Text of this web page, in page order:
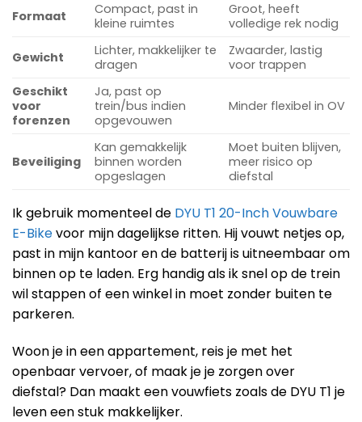
Formaat
Compact, past in
kleine ruimtes
Groot, heeft
volledige rek nodig
Gewicht
Lichter, makkelijker te
dragen
Zwaarder, lastig
voor trappen
Geschikt
voor
forenzen
Ja, past op
trein/bus indien
opgevouwen
Minder flexibel in OV
Beveiliging
Kan gemakkelijk
binnen worden
opgeslagen
Moet buiten blijven,
meer risico op
diefstal
Ik gebruik momenteel de DYU T1 20-Inch Vouwbare
E-Bikevoor mijn dagelijkse ritten. Hij vouwt netjes op,
past in mijn kantoor en de batterij is uitneembaar om
binnen op te laden. Erg handig als ik snel op de trein
wil stappen of een winkel in moet zonder buiten te
parkeren.
Woon je in een appartement, reis je met het
openbaar vervoer, of maak je je zorgen over
diefstal? Dan maakt een vouwfiets zoals de DYU T1 je
leven een stuk makkelijker.